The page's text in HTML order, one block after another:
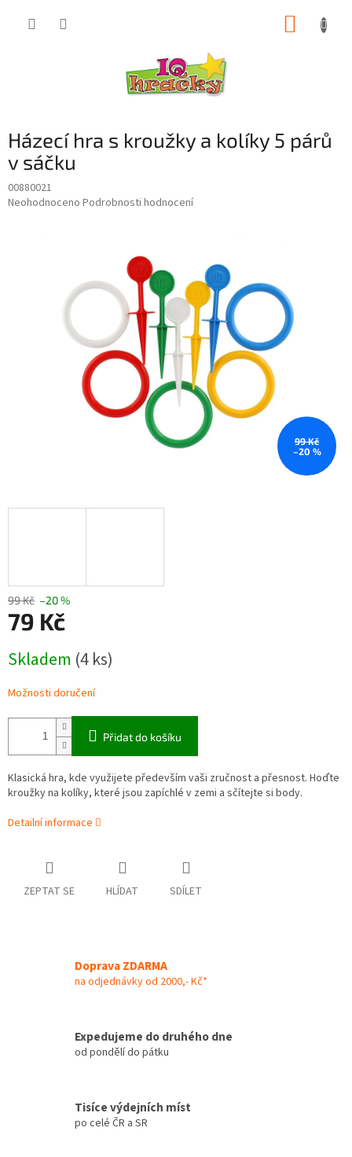
Házecí hra s kroužky a kolíky 5 párů
v sáčku
00880021
Průměrné
Neohodnoceno Podrobnosti hodnocení
99 Kč
–20 %
99 Kč –20 %
79 Kč
cena:
Skladem (4 ks)
Možnosti doručení
Přidat do košíku
Klasická hra, kde využijete především vaši zručnost a přesnost. Hoďte
kroužky na kolíky, které jsou zapíchlé v zemi a sčítejte si body.
Detailní informace
ZEPTAT SE HLÍDAT SDÍLET
Doprava ZDARMA
na odjednávky od 2000,- Kč*
Expedujeme do druhého dne
od pondělí do pátku
Tisíce výdejních míst
po celé ČR a SR